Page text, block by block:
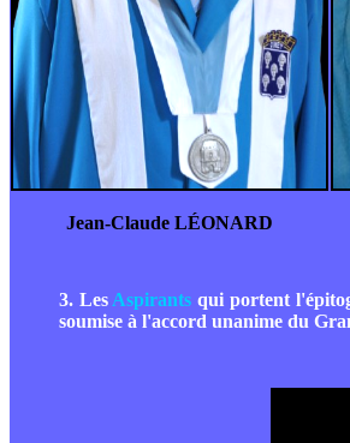
Jean-Claude LÉONARD
3. Les Aspirants qui portent
soumise à l'accord unanime du